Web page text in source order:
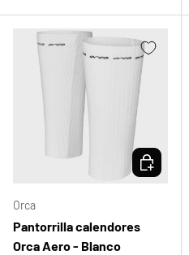
Orca
Pantorrilla calendores
Orca Aero - Blanco
ELEGIR